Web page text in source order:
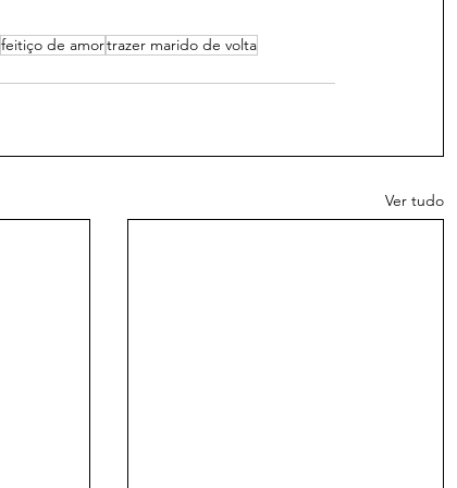
feitiço de amortrazer marido de volta
Ver tudo